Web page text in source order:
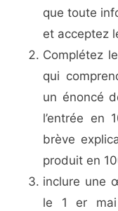
que toute
et acceptez
Complétez
qui
un énoncé
l’entrée en
brève
produit en
inclure une
le 1 er mai